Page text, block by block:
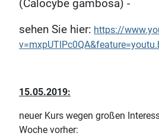
(Calocybe gambosa) -
sehen Sie hier: https://
15.05.2019:
neuer Kurs wegen großen
Woche vorher: